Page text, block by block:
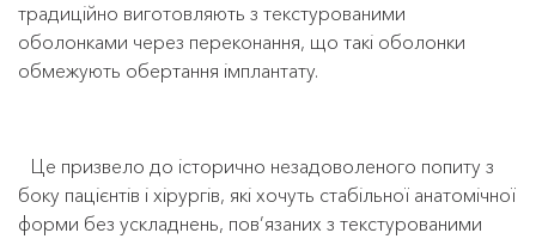
традиційно виготовляють з текстурованими
оболонками через переконання, що такі оболонки
обмежують обертання імплантату.
Це призвело до історично незадоволеного попиту з
боку пацієнтів і хірургів, які хочуть стабільної анатомічної
форми без ускладнень, пов’язаних з текстурованими